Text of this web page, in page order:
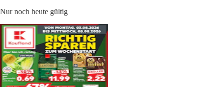
Nur noch heute gültig